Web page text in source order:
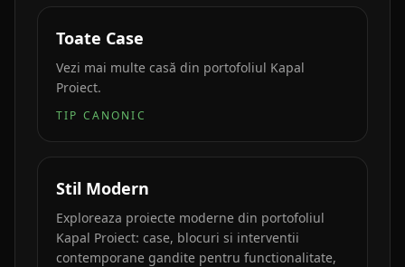
Toate Case
Vezi mai multe casă din portofoliul Kapal
Proiect.
TIP CANONIC
Stil Modern
Exploreaza proiecte moderne din portofoliul
Kapal Proiect: case, blocuri si interventii
contemporane gandite pentru functionalitate,